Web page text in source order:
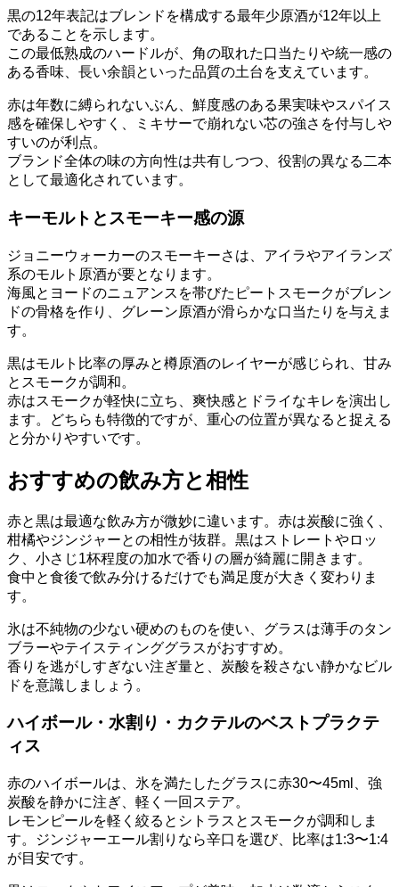
黒の12年表記はブレンドを構成する最年少原酒が12年以上
であることを示します。
この最低熟成のハードルが、角の取れた口当たりや統一感の
ある香味、長い余韻といった品質の土台を支えています。
赤は年数に縛られないぶん、鮮度感のある果実味やスパイス
感を確保しやすく、ミキサーで崩れない芯の強さを付与しや
すいのが利点。
ブランド全体の味の方向性は共有しつつ、役割の異なる二本
として最適化されています。
キーモルトとスモーキー感の源
ジョニーウォーカーのスモーキーさは、アイラやアイランズ
系のモルト原酒が要となります。
海風とヨードのニュアンスを帯びたピートスモークがブレン
ドの骨格を作り、グレーン原酒が滑らかな口当たりを与えま
す。
黒はモルト比率の厚みと樽原酒のレイヤーが感じられ、甘み
とスモークが調和。
赤はスモークが軽快に立ち、爽快感とドライなキレを演出し
ます。どちらも特徴的ですが、重心の位置が異なると捉える
と分かりやすいです。
おすすめの飲み方と相性
赤と黒は最適な飲み方が微妙に違います。赤は炭酸に強く、
柑橘やジンジャーとの相性が抜群。黒はストレートやロッ
ク、小さじ1杯程度の加水で香りの層が綺麗に開きます。
食中と食後で飲み分けるだけでも満足度が大きく変わりま
す。
氷は不純物の少ない硬めのものを使い、グラスは薄手のタン
ブラーやテイスティンググラスがおすすめ。
香りを逃がしすぎない注ぎ量と、炭酸を殺さない静かなビル
ドを意識しましょう。
ハイボール・水割り・カクテルのベストプラクテ
ィス
赤のハイボールは、氷を満たしたグラスに赤30〜45ml、強
炭酸を静かに注ぎ、軽く一回ステア。
レモンピールを軽く絞るとシトラスとスモークが調和しま
す。ジンジャーエール割りなら辛口を選び、比率は1:3〜1:4
が目安です。